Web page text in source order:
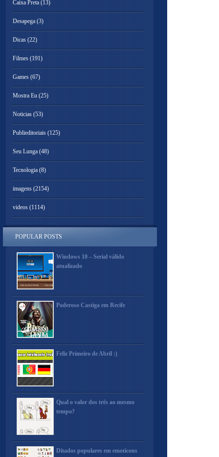
Caixa Preta (13)
Desapega (3)
Dicas (22)
Filmes (191)
Games (67)
Mostra Eu (25)
Noticias (53)
Publieditoriais (125)
Seu Lunga (48)
Tecnologia (8)
imagens (2154)
videos (1114)
POPULAR POSTS
Windows 10 – Serial válido
atualizado
Poderoso Castiga em Recife
Feliz Primeiro de Abril :)
Qual o valor dos três ao mesmo
tempo?
Ditados populares em emoticons